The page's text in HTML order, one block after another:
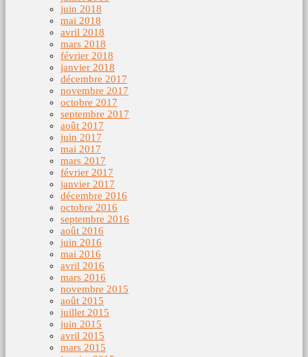
juin 2018
mai 2018
avril 2018
mars 2018
février 2018
janvier 2018
décembre 2017
novembre 2017
octobre 2017
septembre 2017
août 2017
juin 2017
mai 2017
mars 2017
février 2017
janvier 2017
décembre 2016
octobre 2016
septembre 2016
août 2016
juin 2016
mai 2016
avril 2016
mars 2016
novembre 2015
août 2015
juillet 2015
juin 2015
avril 2015
mars 2015